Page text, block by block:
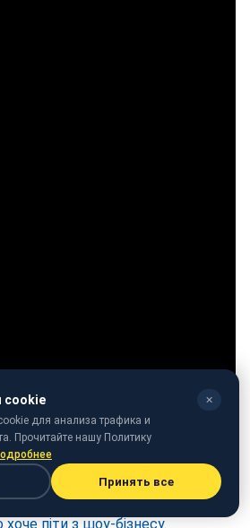
"Світське життя" ("Світське
життя")
українська співачка Марія
піти з шоу-бізнесу.
cookie ✕
для анализа трафика и
Прочитайте нашу Политику
Принять все